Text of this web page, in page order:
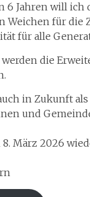
6 Jahren will ich
Weichen für die
für alle
die
in Zukunft
und
März 2026